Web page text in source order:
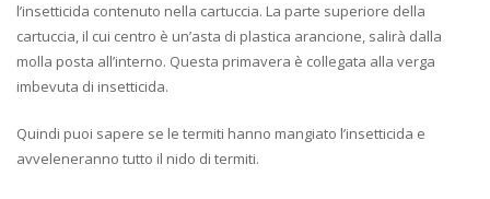
l’insetticida contenuto nella cartuccia. La parte superiore della
cartuccia, il cui centro è un’asta di plastica arancione, salirà dalla
molla posta all’interno. Questa primavera è collegata alla verga
imbevuta di insetticida.
Quindi puoi sapere se le termiti hanno mangiato l’insetticida e
avveleneranno tutto il nido di termiti.